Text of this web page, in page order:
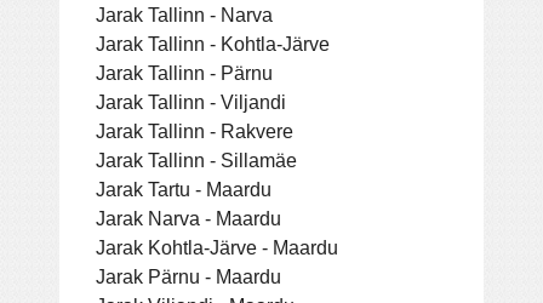
Jarak Tallinn - Narva
Jarak Tallinn - Kohtla-Järve
Jarak Tallinn - Pärnu
Jarak Tallinn - Viljandi
Jarak Tallinn - Rakvere
Jarak Tallinn - Sillamäe
Jarak Tartu - Maardu
Jarak Narva - Maardu
Jarak Kohtla-Järve - Maardu
Jarak Pärnu - Maardu